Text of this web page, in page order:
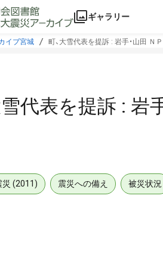
ギャラリー
イブ宮城 町、大雪代表を提訴 : 岩手・山田 Ｎ
雪代表を提訴 : 岩
災 (2011) 震災への備え 被災状況